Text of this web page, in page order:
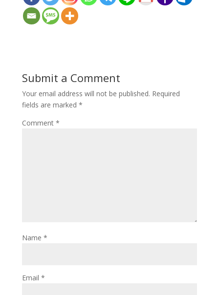
Submit a Comment
Your email address will not be published. Required
fields are marked *
Comment *
Name *
Email *